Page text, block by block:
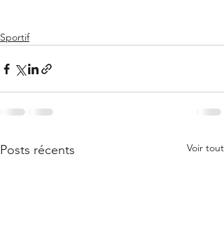
Sportif
Posts récents Voir tout